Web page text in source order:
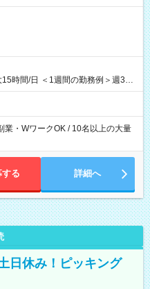
時間/日 ＜1週間の勤務例＞週3回
・日 好きな時にお仕事
業・WワークOK / 10名以上の大量
する 詳細へ
日休み！ピッキング